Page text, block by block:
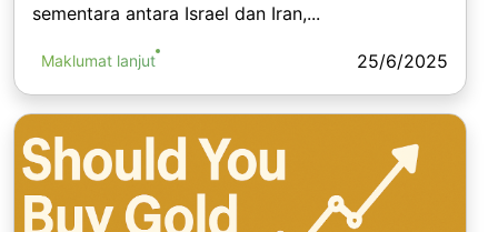
sementara antara Israel dan Iran,...
Maklumat lanjut 25/6/2025